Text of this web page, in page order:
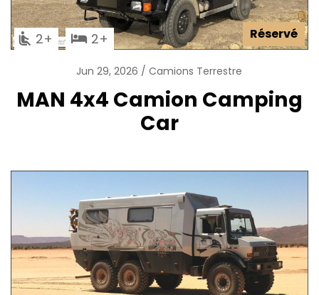
Réservé
2 2
Jun 29, 2026 Camions Terrestre
MAN 4x4 Camion Camping
Car